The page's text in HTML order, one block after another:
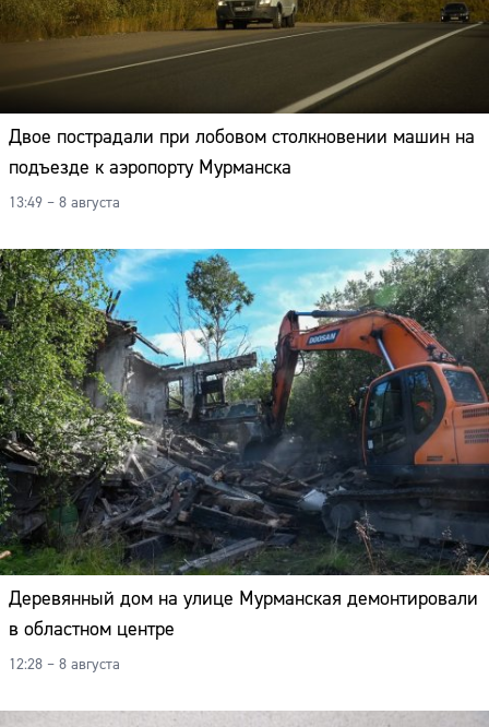
Двое пострадали при лобовом столкновении машин на
подъезде к аэропорту Мурманска
13:49 – 8 августа
Деревянный дом на улице Мурманская демонтировали
в областном центре
12:28 – 8 августа